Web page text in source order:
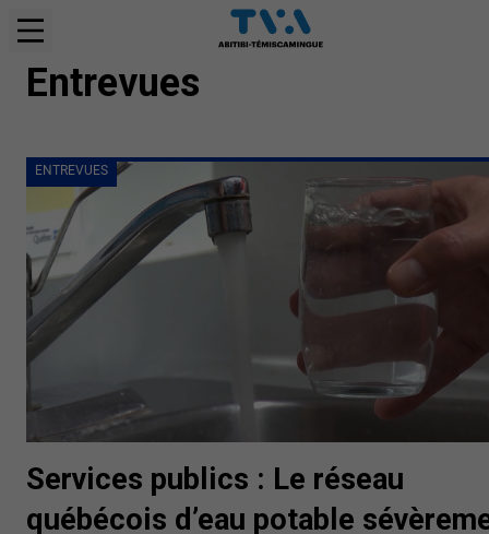
Entrevues
ENTREVUES
Services publics : Le réseau
québécois d’eau potable